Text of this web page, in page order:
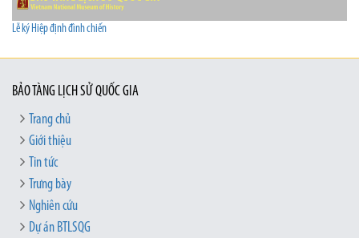
Lễ ký Hiệp định đình chiến
BẢO TÀNG LỊCH SỬ QUỐC GIA
Trang chủ
Giới thiệu
Tin tức
Trưng bày
Nghiên cứu
Dự án BTLSQG